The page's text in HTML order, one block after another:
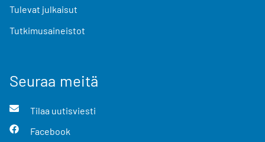
Tulevat julkaisut
Tutkimusaineistot
Seuraa meitä
Tilaa uutisviesti
Facebook